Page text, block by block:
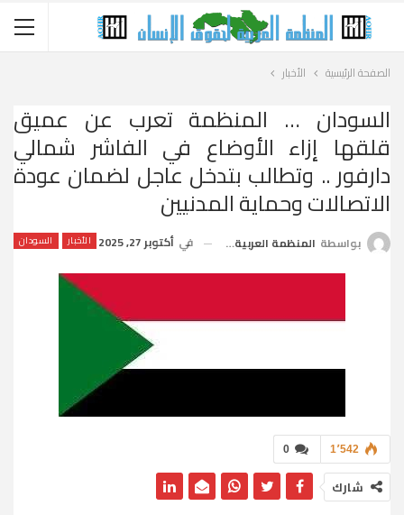
الصفحة الرئيسية الأخبار
السودان … المنظمة تعرب عن عميق
قلقها إزاء الأوضاع في الفاشر شمالي
دارفور .. وتطالب بتدخل عاجل لضمان عودة
الاتصالات وحماية المدنيين
الأخبار السودان بواسطة المنظمة العربية لحقوق الإنسان في أكتوبر 27, 2025
0 1٬542
شارك